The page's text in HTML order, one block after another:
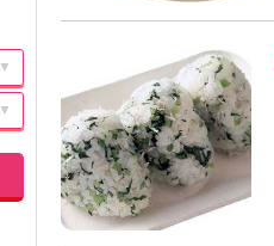
▼
▼